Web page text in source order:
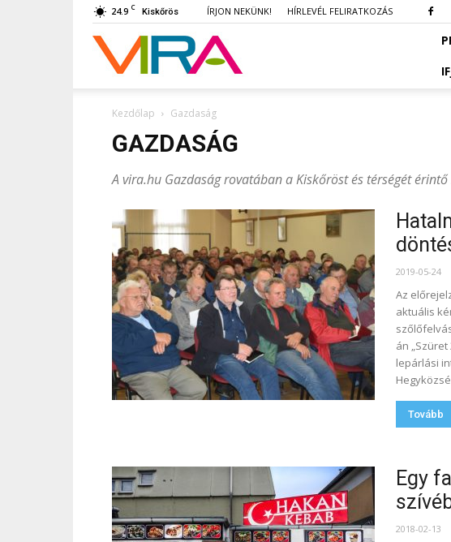
24.9 C Kiskőrös ÍRJON NEKÜNK! HÍRLEVÉL FELIRATKOZÁS
VIRA
Kezdőlap Gazdaság
GAZDASÁG
A vira.hu Gazdaság rovatában a Kiskőröst és térségét
2019-05-24
Az
aktuális
án
lepárlási
Tovább
Egy
2018-02-13